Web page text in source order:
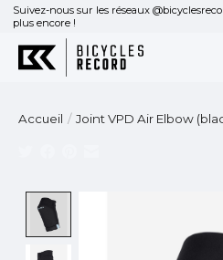
Suivez-nous sur les réseaux
plus encore !
Accueil / Joint VPD Air Elbow